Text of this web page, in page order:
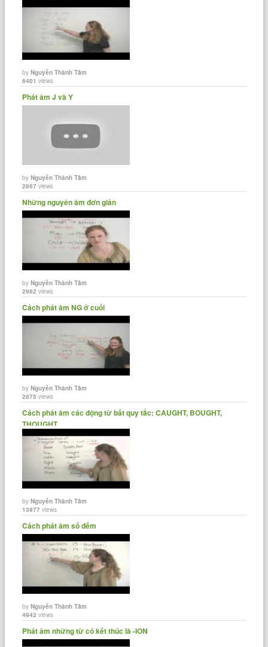
byNguyễn Thành Tâm
6401 views
Phát âm J và Y
byNguyễn Thành Tâm
2867 views
Những nguyên âm đơn giản
byNguyễn Thành Tâm
2962 views
Cách phát âm NG ở cuối
byNguyễn Thành Tâm
2875 views
Cách phát âm các động từ bất quy tắc: CAUGHT, BOUGHT,
THOUGHT...
byNguyễn Thành Tâm
13977 views
Cách phát âm số đếm
byNguyễn Thành Tâm
4942 views
Phát âm những từ có kết thúc là -ION